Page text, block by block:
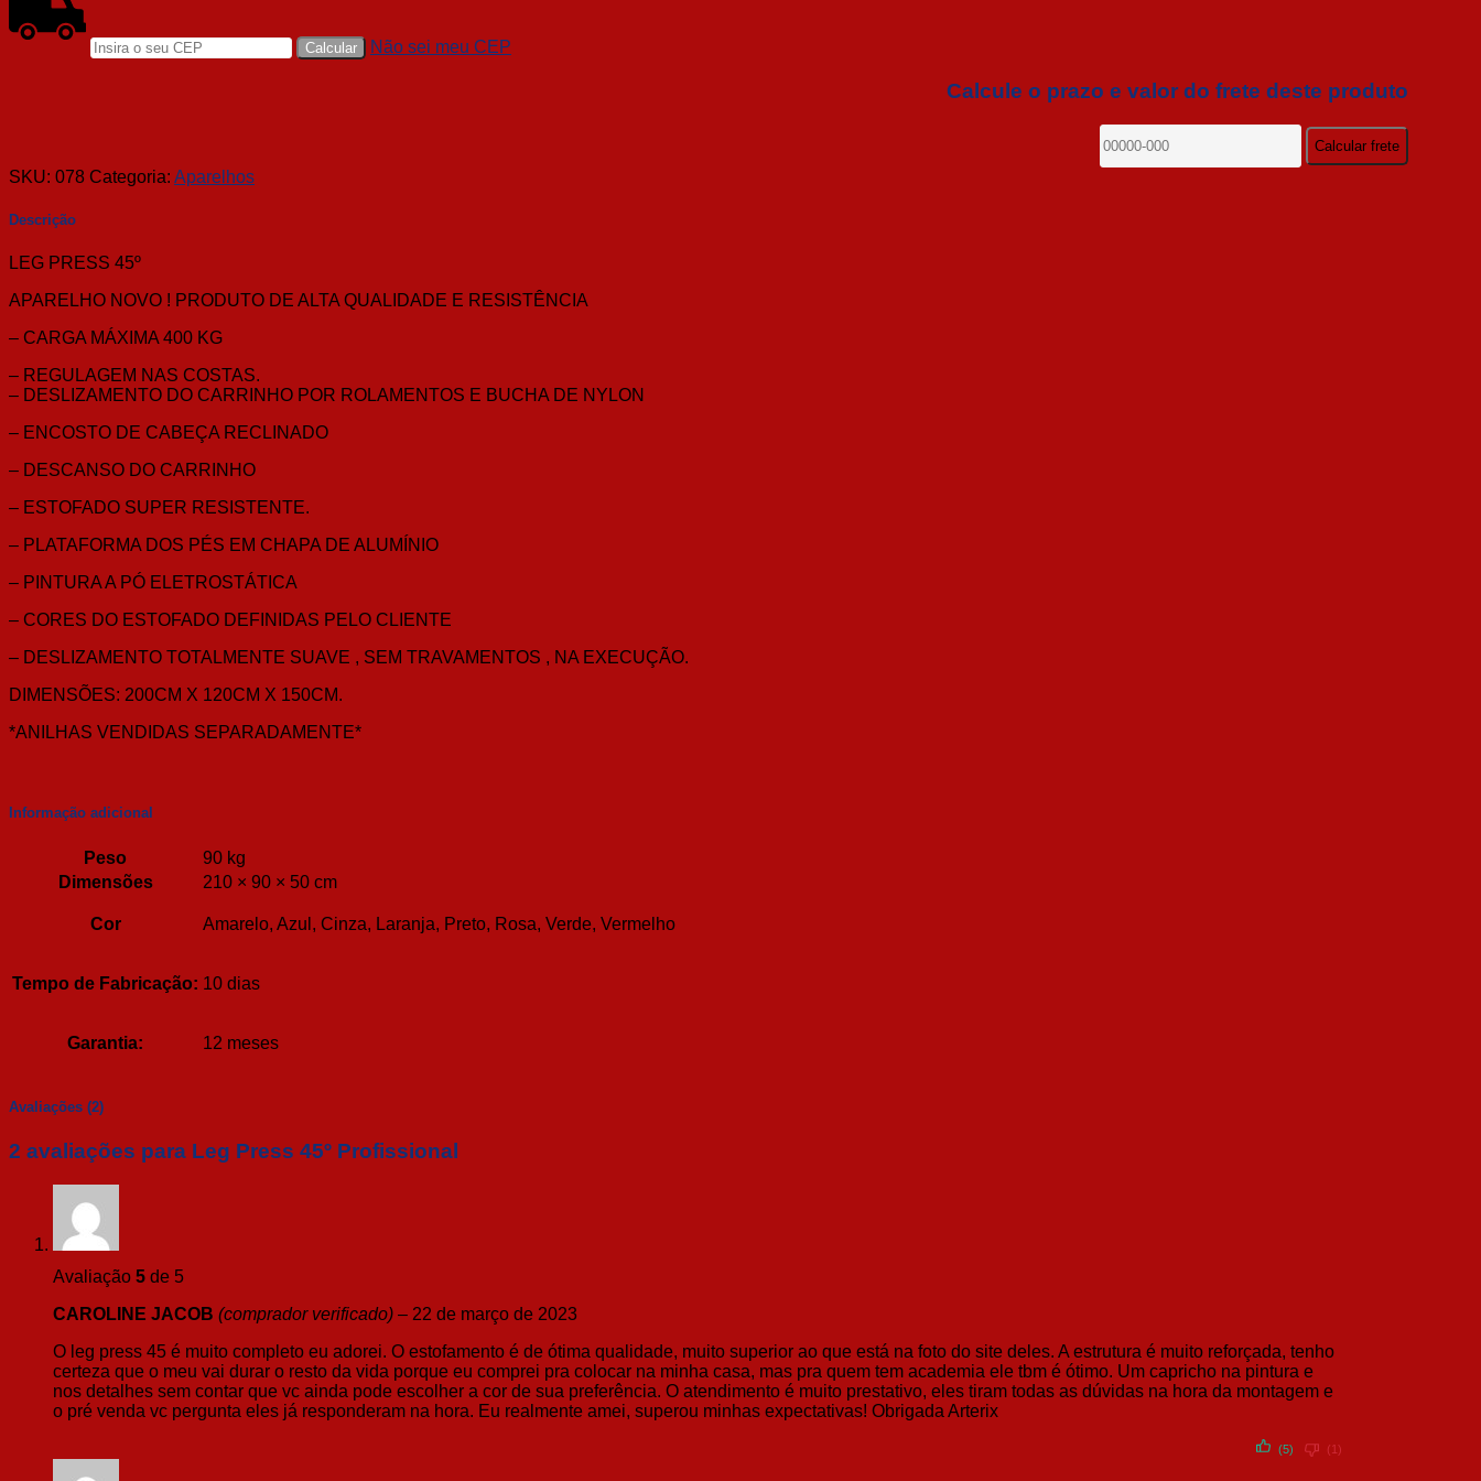
Não sei meu CEP
Calcule o prazo e valor do frete deste produto
SKU: 078 Categoria: Aparelhos
Descrição
LEG PRESS 45º
APARELHO NOVO ! PRODUTO DE ALTA QUALIDADE E RESISTÊNCIA
– CARGA MÁXIMA 400 KG
– REGULAGEM NAS COSTAS.
– DESLIZAMENTO DO CARRINHO POR ROLAMENTOS E BUCHA DE NYLON
– ENCOSTO DE CABEÇA RECLINADO
– DESCANSO DO CARRINHO
– ESTOFADO SUPER RESISTENTE.
– PLATAFORMA DOS PÉS EM CHAPA DE ALUMÍNIO
– PINTURA A PÓ ELETROSTÁTICA
– CORES DO ESTOFADO DEFINIDAS PELO CLIENTE
– DESLIZAMENTO TOTALMENTE SUAVE , SEM TRAVAMENTOS , NA EXECUÇÃO.
DIMENSÕES: 200CM X 120CM X 150CM.
*ANILHAS VENDIDAS SEPARADAMENTE*
Informação adicional
Peso
90 kg
Dimensões
210 × 90 × 50 cm
Cor Amarelo, Azul, Cinza, Laranja, Preto, Rosa, Verde, Vermelho
Tempo de Fabricação: 10 dias
Garantia: 12 meses
Avaliações (2)
2 avaliações para Leg Press 45º Profissional
Avaliação 5 de 5
CAROLINE JACOB (comprador verificado) – 22 de março de 2023
O leg press 45 é muito completo eu adorei. O estofamento é de ótima qualidade, muito superior ao que está na foto do site deles. A estrutura é muito reforçada, tenho
certeza que o meu vai durar o resto da vida porque eu comprei pra colocar na minha casa, mas pra quem tem academia ele tbm é ótimo. Um capricho na pintura e
nos detalhes sem contar que vc ainda pode escolher a cor de sua preferência. O atendimento é muito prestativo, eles tiram todas as dúvidas na hora da montagem e
o pré venda vc pergunta eles já responderam na hora. Eu realmente amei, superou minhas expectativas! Obrigada Arterix
(5) (1)